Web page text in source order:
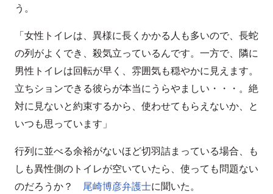
う。
「女性トイレは、異様に長くかかる人も多いので、長蛇
の列がよくでき、殺気立っているんです。一方で、隣に
男性トイレは回転が早く、雰囲気も穏やかに見えます。
立ちションできる彼らが本当にうらやましい・・・。絶
対に見ないと約束するから、使わせてもらえないか、と
いつも思っています」
行列に並べる余裕がないほど切羽詰まっている場合、も
しも異性側のトイレが空いていたら、使っても問題ない
のだろうか？ 尾崎博彦弁護士に聞いた。